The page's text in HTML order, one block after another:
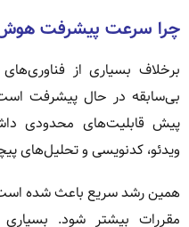
چرا سرعت پیشرفت هوش
برخلاف بسیاری از
بی‌سابقه در حال پیشرفت
پیش قابلیت‌های محدودی
ویدئو، کدنویسی و تحلیل‌های
همین رشد سریع باعث شده است
مقررات بیشتر شود.